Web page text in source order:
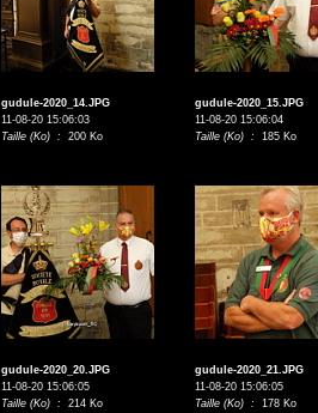
gudule-2020_14.JPG
11-08-20 15:06:03
Taille (Ko) : 200 Ko
gudule-2020_15.JPG
11-08-20 15:06:04
Taille (Ko) : 185 Ko
gudule-2020_20.JPG
11-08-20 15:06:05
Taille (Ko) : 214 Ko
gudule-2020_21.JPG
11-08-20 15:06:05
Taille (Ko) : 178 Ko